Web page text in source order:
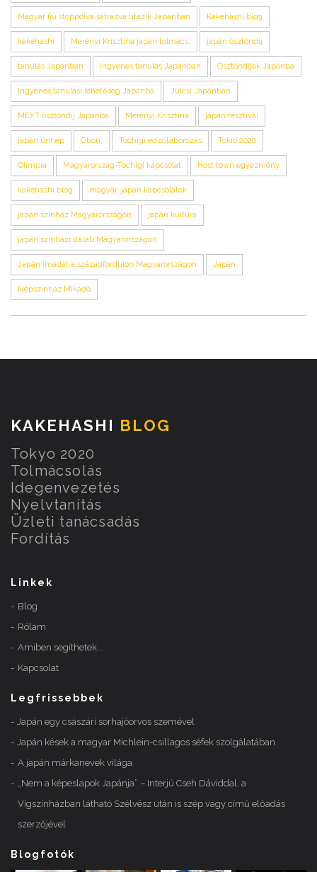
Magyar fiú stoppolva sátrazva utazik Japánban Kakehashi blog
kakehashi Merényi Krisztina japán tolmács, japán ösztöndíj
tanulás Japánban Ingyenes tanulás Japánban Ösztöndíjak Japánba
Ingyenes tanulási lehetőség Japánba Julcsi Japánban
MEXT ösztöndíj Japánba Merényi Krisztina japán fesztivál
japán ünnep Obon, Tochigi edzőtáborozás Tokió 2020
Olimpia Magyarország-Tochigi kapcsolat Host town egyezmény
kakehashi blog magyar-japán kapcsolatok
japán színház Magyarországon japán kultúra
japán színházi darab Magyarországon
Japán imádat a századfordulón Magyarországon Japán
Népszínház MIkádó
KAKEHASHI BLOG
Tokyo 2020
Tolmácsolás
Idegenvezetés
Nyelvtanítás
Üzleti tanácsadás
Fordítás
Linkek
Blog
Rólam
Amiben segíthetek...
Kapcsolat
Legfrissebbek
Japán egy császári sorhajóorvos szemével
Japán kések a magyar Michlein-csillagos séfek szolgálatában
A japán márkanevek világa
„Nem a képeslapok Japánja” – Interjú Cseh Dáviddal, a
Vígszínházban látható Szélvész után is szép vagy című előadás
szerzőjével
Blogfotók